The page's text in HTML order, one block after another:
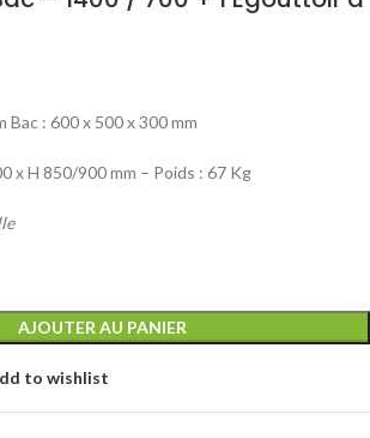
Bac : 600 x 500 x 300 mm
x H 850/900 mm – Poids : 67 Kg
AJOUTER AU PANIER
to wishlist